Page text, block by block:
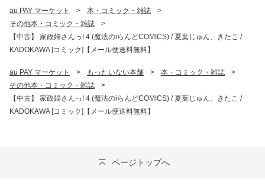
au PAY マーケット > 本・コミック・雑誌
>
その他本・コミック・雑誌
>
【中古】 家政婦さんっ! 4 (魔法のiらんどCOMICS) / 夏葉じゅん、きたこ /
KADOKAWA [コミック]【メール便送料無料】
au PAY マーケット > もったいない本舗 > 本・コミック・雑誌
>
その他本・コミック・雑誌
>
【中古】 家政婦さんっ! 4 (魔法のiらんどCOMICS) / 夏葉じゅん、きたこ /
KADOKAWA [コミック]【メール便送料無料】
ページトップへ